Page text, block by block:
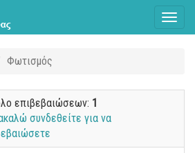
Φωτισμός
επιβεβαιώσεων: 1
συνδεθείτε για να